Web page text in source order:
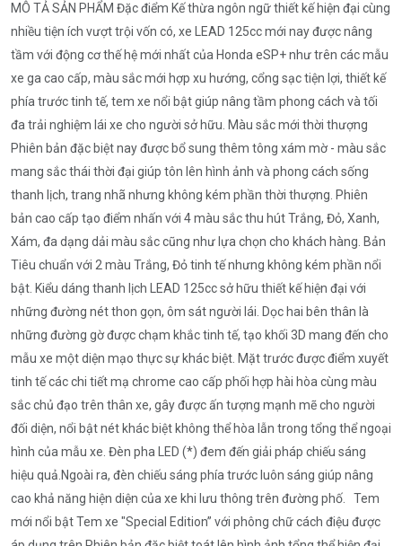
MÔ TẢ SẢN PHẨM Đặc điểm Kế thừa ngôn ngữ thiết kế hiện đại cùng
nhiều tiện ích vượt trội vốn có, xe LEAD 125cc mới nay được nâng
tầm với động cơ thế hệ mới nhất của Honda eSP+ như trên các mẫu
xe ga cao cấp, màu sắc mới hợp xu hướng, cổng sạc tiện lợi, thiết kế
phía trước tinh tế, tem xe nổi bật giúp nâng tầm phong cách và tối
đa trải nghiệm lái xe cho người sở hữu. Màu sắc mới thời thượng
Phiên bản đặc biệt nay được bổ sung thêm tông xám mờ - màu sắc
mang sắc thái thời đại giúp tôn lên hình ảnh và phong cách sống
thanh lịch, trang nhã nhưng không kém phần thời thượng. Phiên
bản cao cấp tạo điểm nhấn với 4 màu sắc thu hút Trắng, Đỏ, Xanh,
Xám, đa dạng dải màu sắc cũng như lựa chọn cho khách hàng. Bản
Tiêu chuẩn với 2 màu Trắng, Đỏ tinh tế nhưng không kém phần nổi
bật. Kiểu dáng thanh lịch LEAD 125cc sở hữu thiết kế hiện đại với
những đường nét thon gọn, ôm sát người lái. Dọc hai bên thân là
những đường gờ được chạm khắc tinh tế, tạo khối 3D mang đến cho
mẫu xe một diện mạo thực sự khác biệt. Mặt trước được điểm xuyết
tinh tế các chi tiết mạ chrome cao cấp phối hợp hài hòa cùng màu
sắc chủ đạo trên thân xe, gây được ấn tượng mạnh mẽ cho người
đối diện, nổi bật nét khác biệt không thể hòa lẫn trong tổng thể ngoại
hình của mẫu xe. Đèn pha LED (*) đem đến giải pháp chiếu sáng
hiệu quả.Ngoài ra, đèn chiếu sáng phía trước luôn sáng giúp nâng
cao khả năng hiện diện của xe khi lưu thông trên đường phố. Tem
mới nổi bật Tem xe "Special Edition” với phông chữ cách điệu được